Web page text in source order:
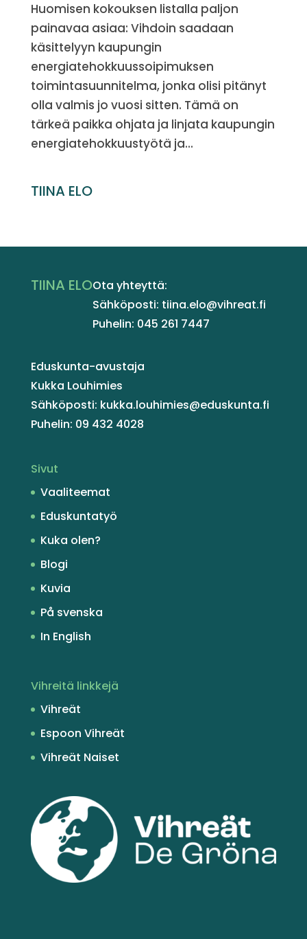
Huomisen kokouksen listalla paljon
painavaa asiaa: Vihdoin saadaan
käsittelyyn kaupungin
energiatehokkuussoipimuksen
toimintasuunnitelma, jonka olisi pitänyt
olla valmis jo vuosi sitten. Tämä on
tärkeä paikka ohjata ja linjata kaupungin
energiatehokkuustyötä ja...
TIINA ELO
TIINA ELOOta yhteyttä:
Sähköposti: tiina.elo@vihreat.fi
Puhelin: 045 261 7447
Eduskunta-avustaja
Kukka Louhimies
Sähköposti: kukka.louhimies@eduskunta.fi
Puhelin: 09 432 4028
Sivut
Vaaliteemat
Eduskuntatyö
Kuka olen?
Blogi
Kuvia
På svenska
In English
Vihreitä linkkejä
Vihreät
Espoon Vihreät
Vihreät Naiset